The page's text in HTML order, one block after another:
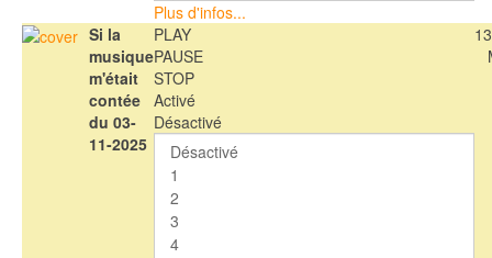
Plus d'infos...
Si la
musique
m'était
contée
du 03-
11-2025
PLAY
PAUSE
STOP
Activé
Désactivé